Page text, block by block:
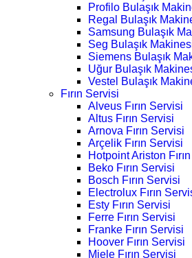
Profilo Bulaşık
Regal Bulaşık
Samsung Bulaşık
Seg Bulaşık
Siemens Bulaşık
Uğur Bulaşık
Vestel Bulaşık
Fırın Servisi
Alveus Fırın Servisi
Altus Fırın Servisi
Arnova Fırın Servisi
Arçelik Fırın Servisi
Hotpoint Ariston
Beko Fırın Servisi
Bosch Fırın Servisi
Electrolux Fırın
Esty Fırın Servisi
Ferre Fırın Servisi
Franke Fırın Servisi
Hoover Fırın Servisi
Miele Fırın Servisi